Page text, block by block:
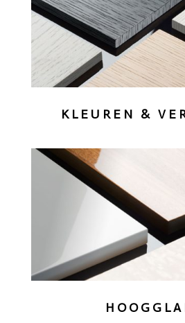
KLEUREN &